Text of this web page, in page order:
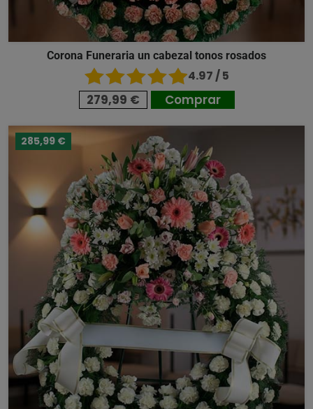
Corona Funeraria un cabezal tonos rosados
4.97 / 5
279,99 € Comprar
285,99 €